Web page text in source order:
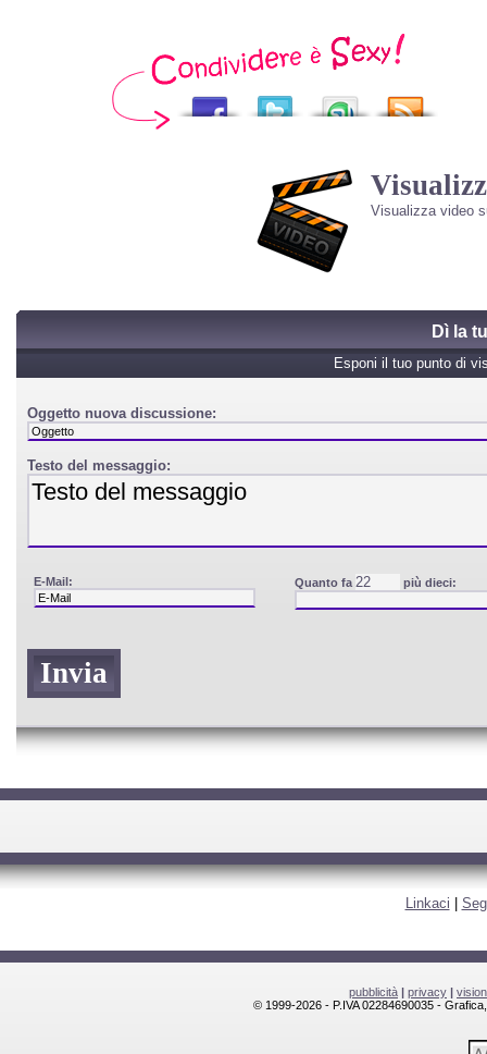
Visualizza video
Dì la
Esponi il tuo punto di
Oggetto nuova discussione:
Testo del messaggio:
E-Mail: Quanto fa più dieci:
Linkaci
pubblicità | privacy |
© 1999-2026 - P.IVA 02284690035 -